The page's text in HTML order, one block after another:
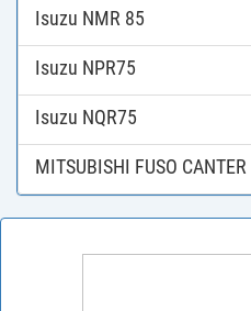
Isuzu NMR 85
Isuzu NPR75
Isuzu NQR75
MITSUBISHI FUSO CANTER